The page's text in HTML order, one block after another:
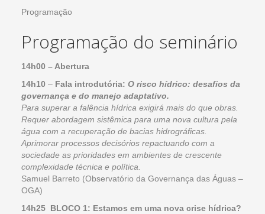
Programação
Programação do seminário
14h00 – Abertura
14h10 – Fala introdutória: O risco hídrico: desafios da
governança e do manejo adaptativo.
Para superar a falência hídrica exigirá mais do que obras.
Requer abordagem sistêmica para uma nova cultura pela
água com a recuperação de bacias hidrográficas.
Aprimorar processos decisórios repactuando com a
sociedade as prioridades em ambientes de crescente
complexidade técnica e política.
Samuel Barreto (Observatório da Governança das Águas –
OGA)
14h25 BLOCO 1: Estamos em uma nova crise hídrica?